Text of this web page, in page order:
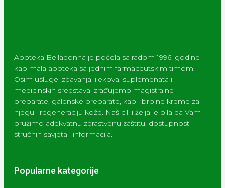
Apoteka Belladonna je počela sa radom 1996. godine
kao mala apoteka sa jednim farmaceutskim timom.
Osim usluge izdavanja lijekova, suplemenata i
medicinskih sredstava izrađujemo magistralne
preparate, galenske preparate, kao i brojne kreme za
njegu i regeneraciju kože. Naš cilj i želja je bila da Vam
pružimo adekvatnu zdrastvenu zaštitu, dostupnost
stručnih savjeta i informacija.
Popularne kategorije